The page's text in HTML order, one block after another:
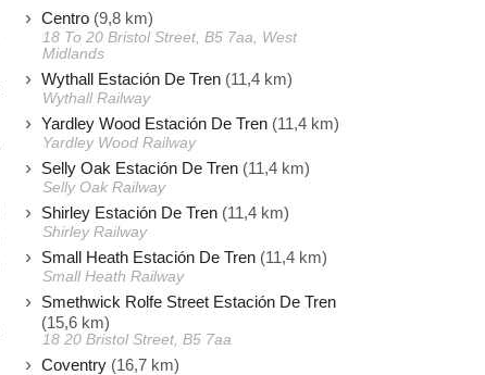
Centro (9,8 km)
18 To 20 Bristol Street, B5 7aa, West
Midlands
Wythall Estación De Tren (11,4 km)
Wythall Railway
Yardley Wood Estación De Tren (11,4 km)
Yardley Wood Railway
Selly Oak Estación De Tren (11,4 km)
Selly Oak Railway
Shirley Estación De Tren (11,4 km)
Shirley Railway
Small Heath Estación De Tren (11,4 km)
Small Heath Railway
Smethwick Rolfe Street Estación De Tren
(15,6 km)
18 20 Bristol Street, B5 7aa
Coventry (16,7 km)